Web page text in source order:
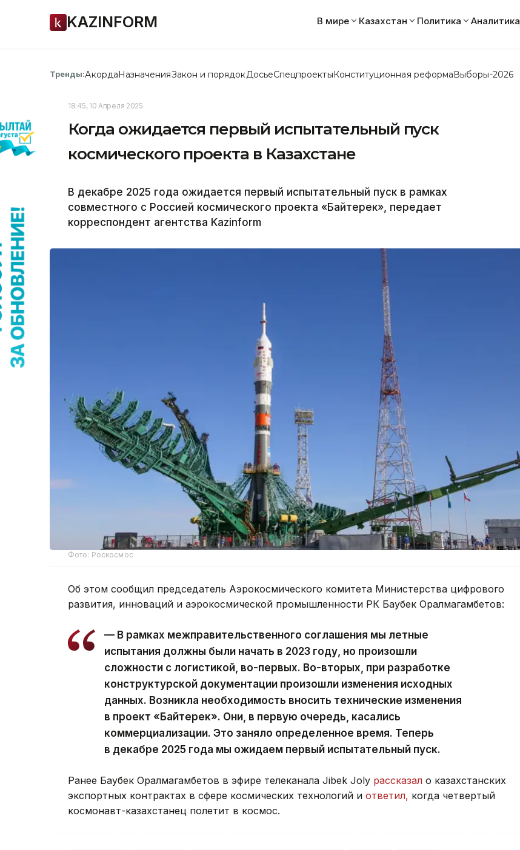
KAZINFORM В мире Казахстан Политика Аналитика
Тренды:АкордаНазначенияЗакон и порядок ДосьеСпецпроектыКонституционная реформаВыборы-2026
18:45, 10 Апреля 2025
Когда ожидается первый испытательный пуск
космического проекта в Казахстане
В декабре 2025 года ожидается первый испытательный пуск в рамках
совместного с Россией космического проекта «Байтерек», передает
корреспондент агентства Kazinform
Фото: Роскосмос
Об этом сообщил председатель Аэрокосмического комитета Министерства цифрового
развития, инноваций и аэрокосмической промышленности РК Баубек Оралмагамбетов:
— В рамках межправительственного соглашения мы летные
испытания должны были начать в 2023 году, но произошли
сложности с логистикой, во-первых. Во-вторых, при разработке
конструктурской документации произошли изменения исходных
данных. Возникла необходимость вносить технические изменения
в проект «Байтерек». Они, в первую очередь, касались
коммерциализации. Это заняло определенное время. Теперь
в декабре 2025 года мы ожидаем первый испытательный пуск.
Ранее Баубек Оралмагамбетов в эфире телеканала Jibek Joly рассказал о казахстанских
экспортных контрактах в сфере космических технологий и ответил, когда четвертый
космонавт-казахстанец полетит в космос.